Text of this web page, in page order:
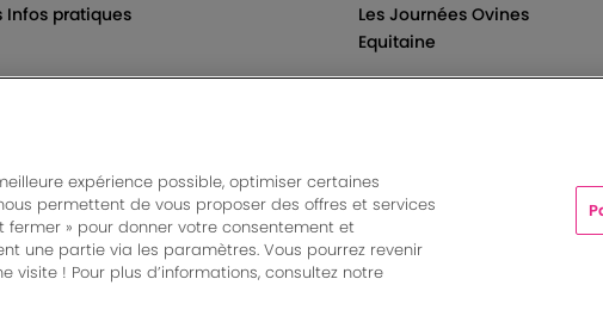
Infos pratiques
Les Journées Ovines
Equitaine
Events And More | Rue Jean Samazeuilh - CS 20088 - 33070
manifestations|Un événement organisé par Bordeaux Events And
Paramètres des cookies
expérience possible, optimiser certaines
permettent de vous proposer des offres et services
» pour donner votre consentement et
une partie via les paramètres. Vous pourrez revenir
! Pour plus d’informations, consultez notre